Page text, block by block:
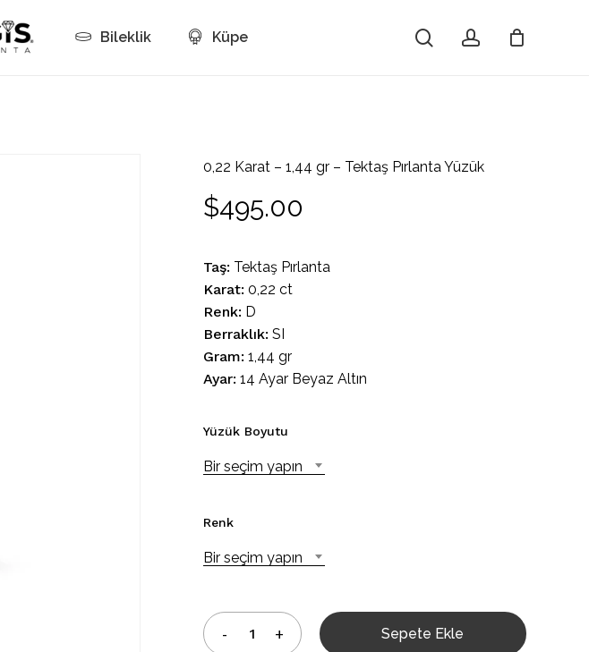
Bileklik Küpe searchaccount
Cart
0,22 Karat – 1,44 gr – Tektaş Pırlanta Yüzük
$495.00
Taş: Tektaş Pırlanta
Karat: 0,22 ct
Renk: D
Berraklık: SI
Gram: 1,44 gr
Ayar: 14 Ayar Beyaz Altın
Yüzük Boyutu
Bir seçim yapın
Renk
Bir seçim yapın
Sepete Ekle